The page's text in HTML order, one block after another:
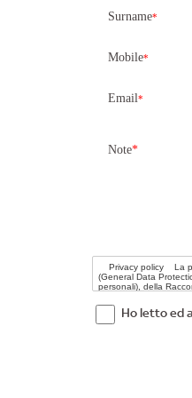
Surname*
Mobile*
Email*
Note*
Ho letto ed